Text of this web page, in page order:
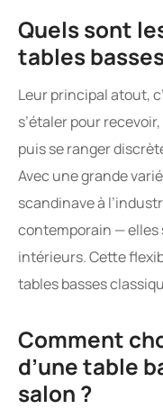
Quels sont
tables
Leur principal atout,
s’étaler pour
puis se ranger
Avec une grande
scandinave à
contemporain — elles
intérieurs. Cette
tables basses
Comment
d’une table
salon ?